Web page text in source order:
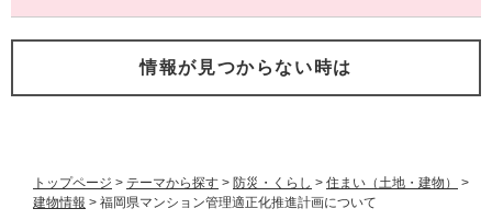
トップページ > テーマから探す > 防災・くらし > 住まい（土地・建物）
>
建物情報 > 福岡県マンション管理適正化推進計画について
情報が見つからない時は